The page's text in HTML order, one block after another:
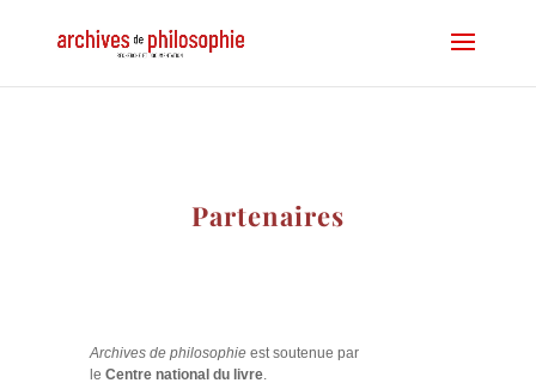
Partenaires
Archives de philosophieest soutenue par
le Centre national du livre.